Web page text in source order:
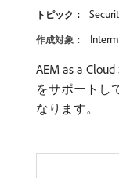
トピック：
作成対象：
AEM as a
をサポートし
なります。